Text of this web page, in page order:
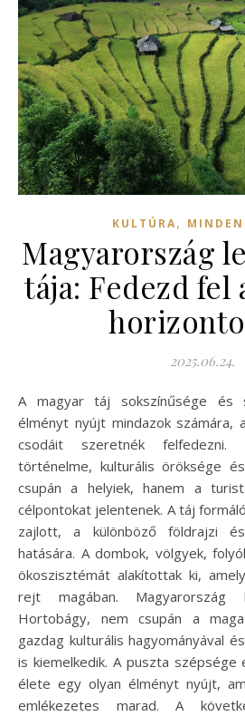
KULTÚRA,
Magyarország
tája: Fedezd fel
2025.06.24.
A magyar táj sokszínűsége és szépsége egyedülálló
élményt nyújt mindazok számára,
csodáit szeretnék
történelme, kulturális öröksége
csupán a helyiek, hanem a
célpontokat jelentenek. A táj
zajlott, a különböző földrajzi
hatására. A dombok, völgyek,
ökoszisztémát alakítottak ki,
rejt magában.
Hortobágy, nem csupán a
gazdag kulturális hagyományával
is kiemelkedik. A puszta
élete egy olyan élményt nyújt,
emlékezetes marad. A